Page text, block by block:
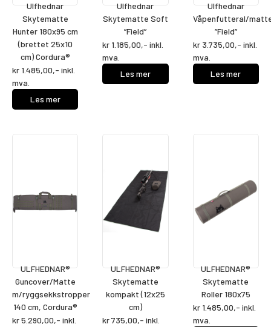
Ulfhednar
Skytematte
Hunter 180x95 cm
(brettet 25x10
cm) Cordura®
kr 1.485,00,- inkl.
mva.
Les mer
Ulfhednar
Skytematte Soft
”Field”
kr 1.185,00,- inkl.
mva.
Les mer
Ulfhednar
Våpenfutteral/
”Field”
kr3.735,00,- inkl.
mva.
Les mer
ULFHEDNAR®
Guncover/Matte
m/ryggsekkstropper
140 cm, Cordura®
kr5.290,00,- inkl.
ULFHEDNAR®
Skytematte
kompakt (12x25
cm)
kr735,00,- inkl.
ULFHEDNAR®
Skytematte
Roller 180x75
kr1.485,00,- inkl.
mva.